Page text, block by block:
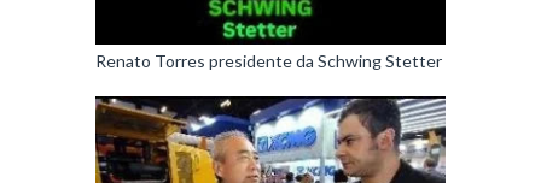
Renato Torres presidente da Schwing Stetter